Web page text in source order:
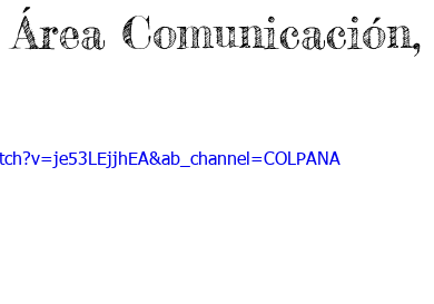
Jardín-2020 Transición-2020
Área